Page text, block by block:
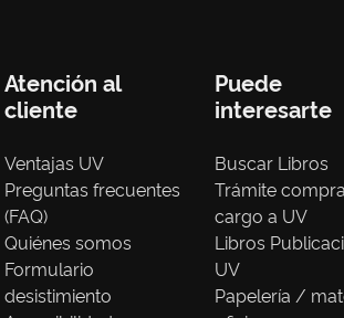
Atención al
cliente
Ventajas UV
Preguntas frecuentes
(FAQ)
Quiénes somos
Formulario
desistimiento
Puede
interesarte
Buscar Libros
Trámite
cargo a UV
Libros
UV
Papelería /